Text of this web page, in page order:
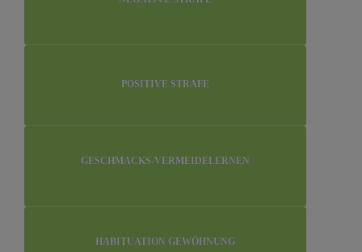
POSITIVE STRAFE
GESCHMACKS-VERMEIDELERNEN
HABITUATION GEWÖHNUNG